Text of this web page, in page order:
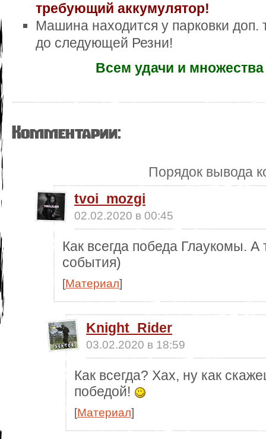
требующий аккумулятор!
Машина находится у парковки доп.
до следующей Резни!
Всем удачи и
Комментарии:
Порядок вывода
tvoi_mozgi
02.02.2020 в 00:45
Как всегда победа Глаукомы.
события)
[Материал]
Knight_Rider
03.02.2020 в 18:59
Как всегда? Хах, ну как
победой!
[Материал]